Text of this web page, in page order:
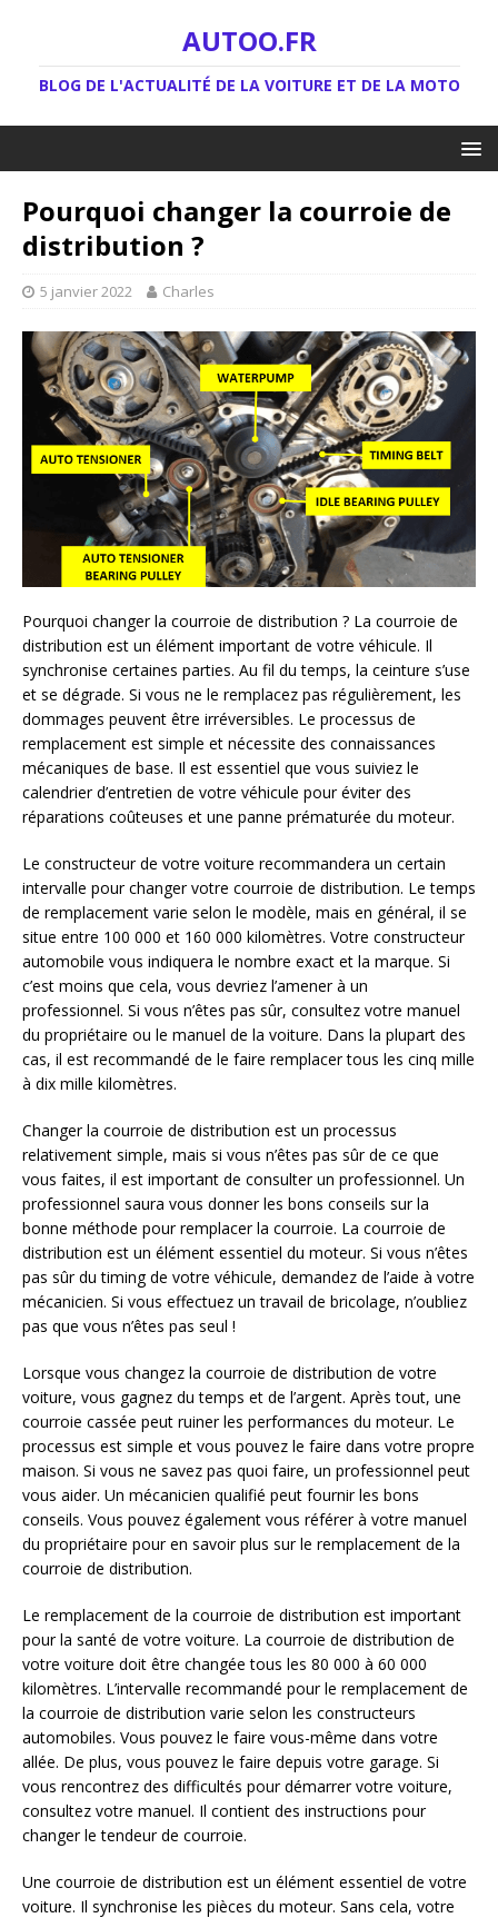
AUTOO.FR
BLOG DE L'ACTUALITÉ DE LA VOITURE ET DE LA MOTO
Pourquoi changer la courroie de
distribution ?
5 janvier 2022 Charles
Pourquoi changer la courroie de distribution ? La courroie de
distribution est un élément important de votre véhicule. Il
synchronise certaines parties. Au fil du temps, la ceinture s’use
et se dégrade. Si vous ne le remplacez pas régulièrement, les
dommages peuvent être irréversibles. Le processus de
remplacement est simple et nécessite des connaissances
mécaniques de base. Il est essentiel que vous suiviez le
calendrier d’entretien de votre véhicule pour éviter des
réparations coûteuses et une panne prématurée du moteur.
Le constructeur de votre voiture recommandera un certain
intervalle pour changer votre courroie de distribution. Le temps
de remplacement varie selon le modèle, mais en général, il se
situe entre 100 000 et 160 000 kilomètres. Votre constructeur
automobile vous indiquera le nombre exact et la marque. Si
c’est moins que cela, vous devriez l’amener à un
professionnel. Si vous n’êtes pas sûr, consultez votre manuel
du propriétaire ou le manuel de la voiture. Dans la plupart des
cas, il est recommandé de le faire remplacer tous les cinq mille
à dix mille kilomètres.
Changer la courroie de distribution est un processus
relativement simple, mais si vous n’êtes pas sûr de ce que
vous faites, il est important de consulter un professionnel. Un
professionnel saura vous donner les bons conseils sur la
bonne méthode pour remplacer la courroie. La courroie de
distribution est un élément essentiel du moteur. Si vous n’êtes
pas sûr du timing de votre véhicule, demandez de l’aide à votre
mécanicien. Si vous effectuez un travail de bricolage, n’oubliez
pas que vous n’êtes pas seul !
Lorsque vous changez la courroie de distribution de votre
voiture, vous gagnez du temps et de l’argent. Après tout, une
courroie cassée peut ruiner les performances du moteur. Le
processus est simple et vous pouvez le faire dans votre propre
maison. Si vous ne savez pas quoi faire, un professionnel peut
vous aider. Un mécanicien qualifié peut fournir les bons
conseils. Vous pouvez également vous référer à votre manuel
du propriétaire pour en savoir plus sur le remplacement de la
courroie de distribution.
Le remplacement de la courroie de distribution est important
pour la santé de votre voiture. La courroie de distribution de
votre voiture doit être changée tous les 80 000 à 60 000
kilomètres. L’intervalle recommandé pour le remplacement de
la courroie de distribution varie selon les constructeurs
automobiles. Vous pouvez le faire vous-même dans votre
allée. De plus, vous pouvez le faire depuis votre garage. Si
vous rencontrez des difficultés pour démarrer votre voiture,
consultez votre manuel. Il contient des instructions pour
changer le tendeur de courroie.
Une courroie de distribution est un élément essentiel de votre
voiture. Il synchronise les pièces du moteur. Sans cela, votre